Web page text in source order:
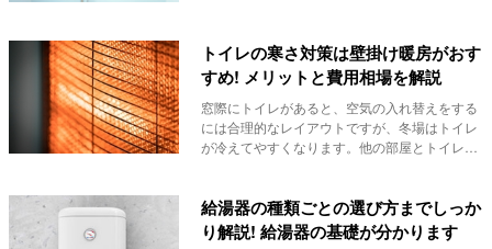
トイレの寒さ対策は壁掛け暖房がおす
すめ! メリットと費用相場を解説
窓際にトイレがあると、空気の入れ替えをする
には合理的なレイアウトですが、冬場はトイレ
が冷えてやすくなります。他の部屋とトイレに
給湯器の種類ごとの選び方までしっか
り解説! 給湯器の基礎が分かります